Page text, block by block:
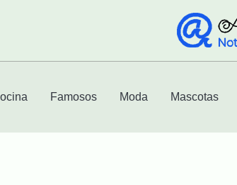
Famosos Moda Mascotas